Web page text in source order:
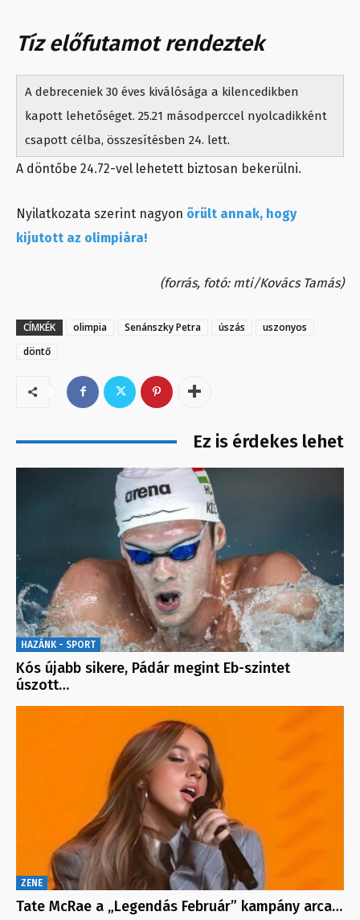
Tíz előfutamot rendeztek
A debreceniek 30 éves kiválósága a kilencedikben
kapott lehetőséget. 25.21 másodperccel nyolcadikként
csapott célba, összesítésben 24. lett.
A döntőbe 24.72-vel lehetett biztosan bekerülni.
Nyilatkozata szerint nagyon örült annak, hogy
kijutott az olimpiára!
(forrás, fotó: mti/Kovács Tamás)
CÍMKÉK olimpia Senánszky Petra úszás
uszonyos
döntő
Ez is érdekes lehet
HAZÁNK - SPORT
Kós újabb sikere, Pádár megint Eb-szintet
úszott…
ZENE
Tate McRae a „Legendás Február” kampány arca…